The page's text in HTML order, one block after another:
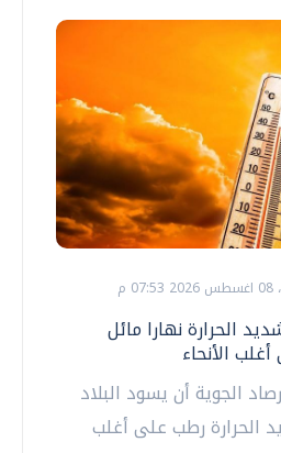
م
الحرارة نهارا مائل
الأنحاء
الجوية أن يسود البلاد
الحرارة رطب على أغلب